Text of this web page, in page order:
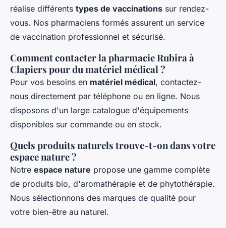
réalise différents types de vaccinations sur rendez-
vous. Nos pharmaciens formés assurent un service
de vaccination professionnel et sécurisé.
Comment contacter la pharmacie Rubira à
Clapiers pour du matériel médical ?
Pour vos besoins en matériel médical, contactez-
nous directement par téléphone ou en ligne. Nous
disposons d'un large catalogue d'équipements
disponibles sur commande ou en stock.
Quels produits naturels trouve-t-on dans votre
espace nature ?
Notre espace nature propose une gamme complète
de produits bio, d'aromathérapie et de phytothérapie.
Nous sélectionnons des marques de qualité pour
votre bien-être au naturel.